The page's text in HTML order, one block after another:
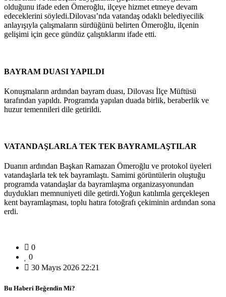
olduğunu ifade eden Ömeroğlu, ilçeye hizmet etmeye devam
edeceklerini söyledi.Dilovası’nda vatandaş odaklı belediyecilik
anlayışıyla çalışmaların sürdüğünü belirten Ömeroğlu, ilçenin
gelişimi için gece gündüz çalıştıklarını ifade etti.
BAYRAM DUASI YAPILDI
Konuşmaların ardından bayram duası, Dilovası İlçe Müftüsü
tarafından yapıldı. Programda yapılan duada birlik, beraberlik ve
huzur temennileri dile getirildi.
VATANDAŞLARLA TEK TEK BAYRAMLAŞTILAR
Duanın ardından Başkan Ramazan Ömeroğlu ve protokol üyeleri
vatandaşlarla tek tek bayramlaştı. Samimi görüntülerin oluştuğu
programda vatandaşlar da bayramlaşma organizasyonundan
duydukları memnuniyeti dile getirdi.Yoğun katılımla gerçekleşen
kent bayramlaşması, toplu hatıra fotoğrafı çekiminin ardından sona
erdi.
0
0
30 Mayıs 2026 22:21
Bu Haberi Beğendin Mi?